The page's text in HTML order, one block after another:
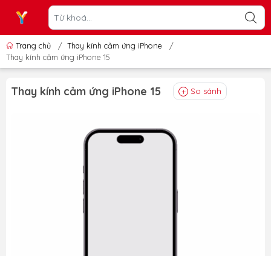
Trang chủ / Thay kính cảm ứng iPhone
/
Thay kính cảm ứng iPhone 15
Thay kính cảm ứng iPhone 15 So sánh